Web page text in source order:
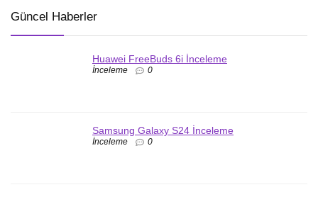
Güncel Haberler
Huawei FreeBuds 6i İnceleme
İnceleme 0
Samsung Galaxy S24 İnceleme
İnceleme 0